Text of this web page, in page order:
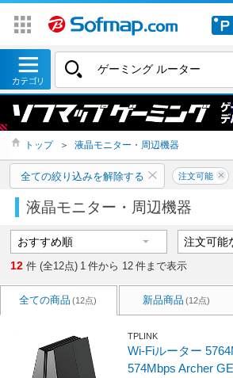
トップ ＞ 液晶モニター・周辺機器
全ての絞り込みを解除する 注文可能
液晶モニター・周辺機器
12 件 (全12点) 1 件から 12 件まで表示
全ての商品 (12点) 新品商品 (12点)
TPLINK
Wi-Fiルーター
574Mbps Archer